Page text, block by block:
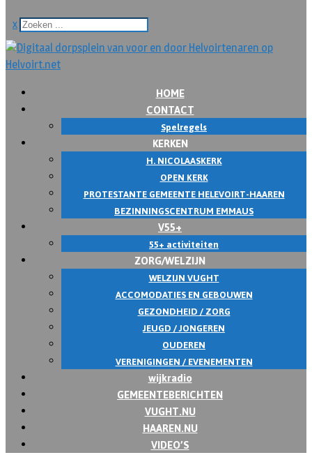
x
HOME
CONTACT
Spelregels
KERKEN
H. NICOLAASKERK
OPEN KERK
PROTESTANTE GEMEENTE HELEVOIRT-HAAREN
BEZINNINGSCENTRUM EMMAUS
V55+
55+ activiteiten
ZORG/WELZIJN
WELZIJN VUGHT
ACCOMODATIES EN GEBOUWEN
GEZONDHEID / ZORG
JEUGD / JONGEREN
OUDEREN
VERENIGINGEN / EVENEMENTEN
wijkradio
GEMEENTEBERICHTEN
VUGHT.NU
HAAREN.NU
VIDEO’S